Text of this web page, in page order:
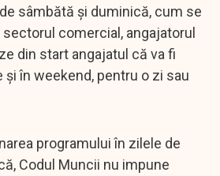
sâmbătă și duminică, cum se
comercial, angajatorul
din start angajatul că va fi
în weekend, pentru o zi sau
programului în zilele de
Codul Muncii nu impune